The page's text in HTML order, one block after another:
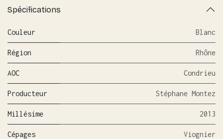
Spécifications
Couleur Blanc
Région Rhône
AOC Condrieu
Producteur Stéphane Montez
Millésime 2013
Cépages Viognier